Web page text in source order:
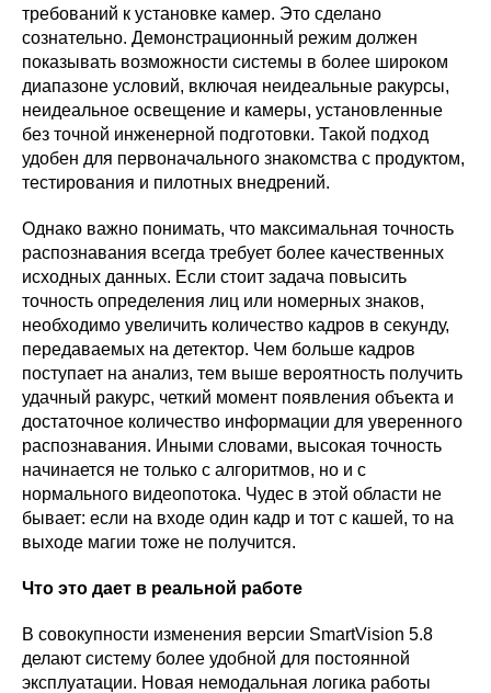
требований к установке камер. Это сделано
сознательно. Демонстрационный режим должен
показывать возможности системы в более широком
диапазоне условий, включая неидеальные ракурсы,
неидеальное освещение и камеры, установленные
без точной инженерной подготовки. Такой подход
удобен для первоначального знакомства с продуктом,
тестирования и пилотных внедрений.
Однако важно понимать, что максимальная точность
распознавания всегда требует более качественных
исходных данных. Если стоит задача повысить
точность определения лиц или номерных знаков,
необходимо увеличить количество кадров в секунду,
передаваемых на детектор. Чем больше кадров
поступает на анализ, тем выше вероятность получить
удачный ракурс, четкий момент появления объекта и
достаточное количество информации для уверенного
распознавания. Иными словами, высокая точность
начинается не только с алгоритмов, но и с
нормального видеопотока. Чудес в этой области не
бывает: если на входе один кадр и тот с кашей, то на
выходе магии тоже не получится.
Что это дает в реальной работе
В совокупности изменения версии SmartVision 5.8
делают систему более удобной для постоянной
эксплуатации. Новая немодальная логика работы